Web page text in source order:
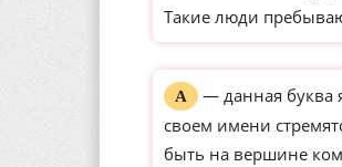
Такие люди
А
— данная буква
своем имени
быть на вершине